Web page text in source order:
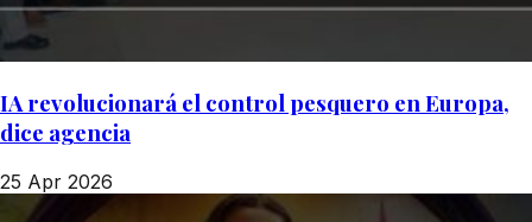
IA revolucionará el control pesquero en Europa,
dice agencia
25 Apr 2026